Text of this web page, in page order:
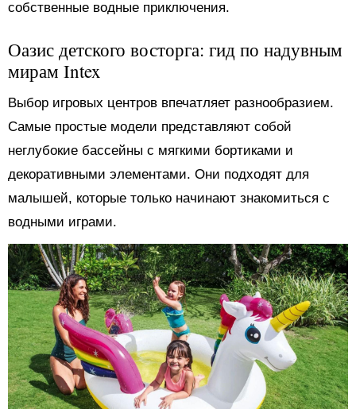
собственные водные приключения.
Оазис детского восторга: гид по надувным
мирам Intex
Выбор игровых центров впечатляет разнообразием.
Самые простые модели представляют собой
неглубокие бассейны с мягкими бортиками и
декоративными элементами. Они подходят для
малышей, которые только начинают знакомиться с
водными играми.